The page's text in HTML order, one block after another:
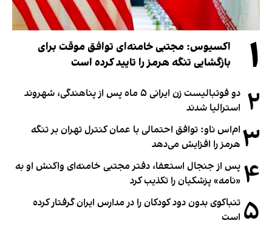
۱
اکسیوس: مجتبی خامنه‌ای توافق موقت برای
بازگشایی تنگه هرمز را تایید کرده است
۲
دو فوتبالیست زن ایرانی ۵ ماه پس از پناهندگی، شهروند
استرالیا شدند
۳ ام‌اس ناو: توافق احتمالی با عمان کنترل تهران بر تنگه
هرمز را افزایش می‌دهد
۴ پس از جنجال استعفا، دفتر مجتبی خامنه‌ای واکنش او به
«نامه» پزشکیان را تکذیب کرد
۵ تنباکوی بدون دود کودکان را در مدارس ایران گرفتار کرده
است